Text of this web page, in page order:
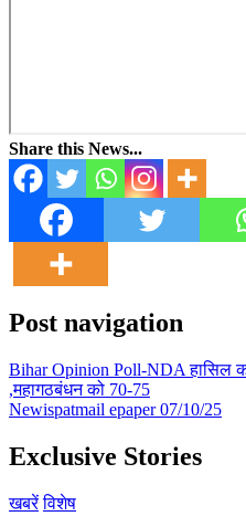
Share this News...
Post navigation
Bihar Opinion Poll-NDA हासिल
,महागठबंधन को 70-75
Newispatmail epaper 07/10/25
Exclusive Stories
खबरें विशेष